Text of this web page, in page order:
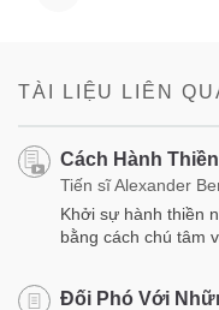
TÀI LIỆU LIÊN
Cách Hành Thiền
Tiến sĩ Alexander
Khởi sự hành thiền
bằng cách chú tâm
Đối Phó Với